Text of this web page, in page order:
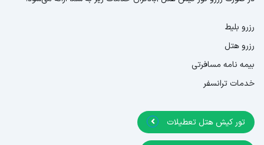
رزرو بلیط
رزرو هتل
بیمه نامه مسافرتی
خدمات ترانسفر
تور کیش هتل تعطیلات